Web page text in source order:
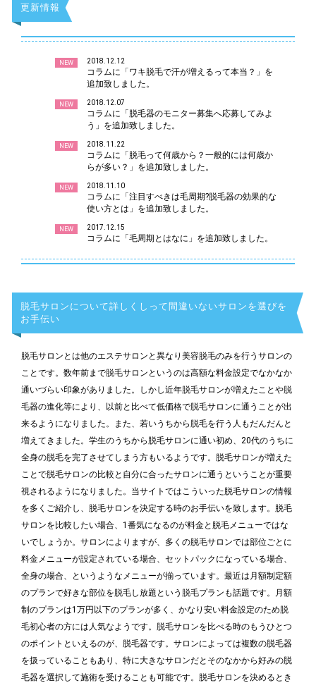
更新情報
NEW 2018.12.12
コラムに「ワキ脱毛で汗が増えるって本当？」を
追加致しました。
NEW 2018.12.07
コラムに「脱毛器のモニター募集へ応募してみよ
う」を追加致しました。
NEW 2018.11.22
コラムに「脱毛って何歳から？一般的には何歳か
らが多い？」を追加致しました。
NEW 2018.11.10
コラムに「注目すべきは毛周期?脱毛器の効果的な
使い方とは」を追加致しました。
NEW 2017.12.15
コラムに「毛周期とはなに」を追加致しました。
脱毛サロンについて詳しくしって間違いないサロンを選びを
お手伝い
脱毛サロンとは他のエステサロンと異なり美容脱毛のみを行うサロンの
ことです。数年前まで脱毛サロンというのは高額な料金設定でなかなか
通いづらい印象がありました。しかし近年脱毛サロンが増えたことや脱
毛器の進化等により、以前と比べて低価格で脱毛サロンに通うことが出
来るようになりました。また、若いうちから脱毛を行う人もだんだんと
増えてきました。学生のうちから脱毛サロンに通い初め、20代のうちに
全身の脱毛を完了させてしまう方もいるようです。脱毛サロンが増えた
ことで脱毛サロンの比較と自分に合ったサロンに通うということが重要
視されるようになりました。当サイトではこういった脱毛サロンの情報
を多くご紹介し、脱毛サロンを決定する時のお手伝いを致します。脱毛
サロンを比較したい場合、1番気になるのが料金と脱毛メニューではな
いでしょうか。サロンによりますが、多くの脱毛サロンでは部位ごとに
料金メニューが設定されている場合、セットパックになっている場合、
全身の場合、というようなメニューが揃っています。最近は月額制定額
のプランで好きな部位を脱毛し放題という脱毛プランも話題です。月額
制のプランは1万円以下のプランが多く、かなり安い料金設定のため脱
毛初心者の方には人気なようです。脱毛サロンを比べる時のもうひとつ
のポイントといえるのが、脱毛器です。サロンによっては複数の脱毛器
を扱っていることもあり、特に大きなサロンだとそのなかから好みの脱
毛器を選択して施術を受けることも可能です。脱毛サロンを決めるとき